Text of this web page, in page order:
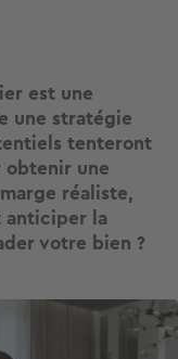
est une
une stratégie
tenteront
une
réaliste,
anticiper la
votre bien ?